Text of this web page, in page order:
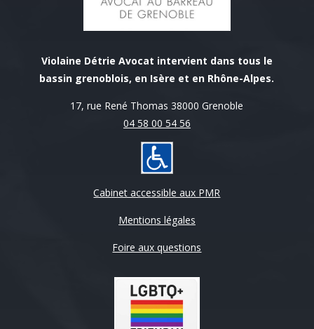
Violaine Détrie Avocat intervient dans tous le
bassin grenoblois, en Isère et en Rhône-Alpes.
17, rue René Thomas 38000 Grenoble
04 58 00 54 56
Cabinet accessible aux PMR
Mentions légales
Foire aux questions